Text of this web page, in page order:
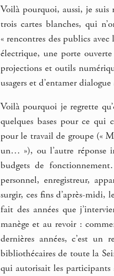
Voilà pourquoi, aussi, je suis
trois cartes blanches, qui
« rencontres des publics
électrique, une porte
projections et outils
usagers et d’entamer
Voilà pourquoi je regrette
quelques bases pour ce
pour le travail de groupe («
un… »), ou l’autre réponse
budgets de
personnel, enregistreur,
surgir, ces fins d’après-midi,
fait des années que
manège et au revoir :
dernières années, c’est un
bibliothécaires de toute la
qui autorisait les participants